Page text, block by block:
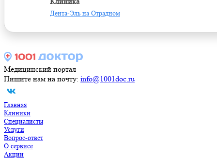
Дента-Эль на Отрадном
Медицинский портал
Пишите нам на почту: info@1001doc.ru
Главная
Клиники
Специалисты
Услуги
Вопрос-ответ
О сервисе
Акции